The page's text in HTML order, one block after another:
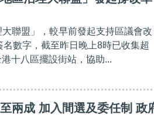
聯盟」，較早前發起支持區議會改
數字，截至昨日晚上8時已收集超
十八區擺設街站，協助...
兩成 加入間選及委任制 政